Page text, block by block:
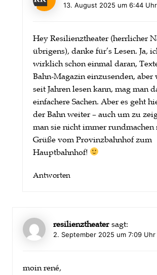
13. August 2025 um 6:44 Uhr
Hey Resilienztheater (herrlicher
übrigens), danke für’s Lesen. Ja,
wirklich schon einmal daran,
Bahn-Magazin einzusenden, aber
seit Jahren lesen kann, mag man
einfachere Sachen. Aber es geht
der Bahn weiter – auch um zu
man sie nicht immer rundmachen
Grüße vom Provinzbahnhof zum
Hauptbahnhof!
Antworten
resilienztheater sagt:
2. September 2025 um 7:09 Uhr
moin rené,